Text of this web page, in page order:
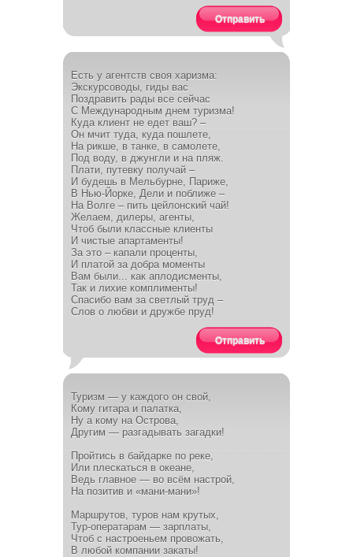
Отправить
Есть у агентств своя харизма:
Экскурсоводы, гиды вас
Поздравить рады все сейчас
С Международным днем туризма!
Куда клиент не едет ваш? –
Он мчит туда, куда пошлете,
На рикше, в танке, в самолете,
Под воду, в джунгли и на пляж.
Плати, путевку получай –
И будешь в Мельбурне, Париже,
В Нью-Йорке, Дели и поближе –
На Волге – пить цейлонский чай!
Желаем, дилеры, агенты,
Чтоб были классные клиенты
И чистые апартаменты!
За это – капали проценты,
И платой за добра моменты
Вам были... как аплодисменты,
Так и лихие комплименты!
Спасибо вам за светлый труд –
Слов о любви и дружбе пруд!
Отправить
Туризм — у каждого он свой,
Кому гитара и палатка,
Ну а кому на Острова,
Другим — разгадывать загадки!
Пройтись в байдарке по реке,
Или плескаться в океане,
Ведь главное — во всём настрой,
На позитив и «мани-мани»!
Маршрутов, туров нам крутых,
Тур-оператарам — зарплаты,
Чтоб с настроеньем провожать,
В любой компании закаты!